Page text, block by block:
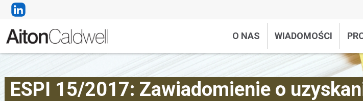
O NAS WIADOMOŚCI
ESPI 15/2017: Zawiadomienie o